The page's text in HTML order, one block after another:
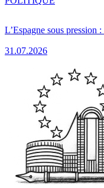
L’Espagne sous pression
31.07.2026